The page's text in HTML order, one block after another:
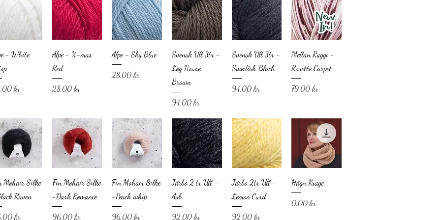
- White
kr
Alpe - X-mas
Red
Pris
28,00 kr
Alpe - Sky Blue
Pris
28,00 kr
Svensk Ull 3tr -
Log House
Brown
Pris
94,00 kr
Svensk Ull 3tr -
Swedish Black
Pris
94,00 kr
Mellan Raggi -
Rosette Carpet
Pris
79,00 kr
Mohair Silke
Raven
kr
Fin Mohair Silke
-Dark Romance
Pris
96,00 kr
Fin Mohair Silke
-Peach whip
Pris
96,00 kr
Järbo 2 tr Ull -
Ash
Pris
92,00 kr
Järbo 2tr Ull -
Lemon Curd
Pris
92,00 kr
Hägn Krage
Pris
0,00 kr